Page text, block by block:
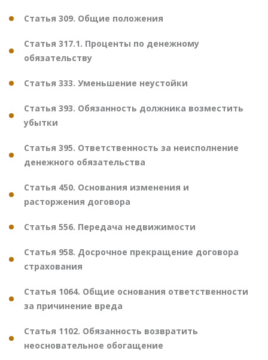
Статья 309. Общие положения
Статья 317.1. Проценты по денежному
обязательству
Статья 333. Уменьшение неустойки
Статья 393. Обязанность должника возместить
убытки
Статья 395. Ответственность за неисполнение
денежного обязательства
Статья 450. Основания изменения и
расторжения договора
Статья 556. Передача недвижимости
Статья 958. Досрочное прекращение договора
страхования
Статья 1064. Общие основания ответственности
за причинение вреда
Статья 1102. Обязанность возвратить
неосновательное обогащение